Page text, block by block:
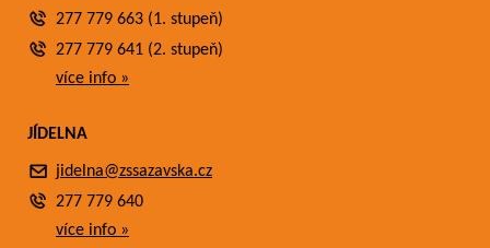
277 779 663 (1. stupeň)
277 779 641 (2. stupeň)
více info »
JÍDELNA
jidelna@zssazavska.cz
277 779 640
více info »